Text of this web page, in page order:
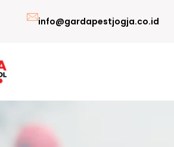
info@gardapestjogja.co.id